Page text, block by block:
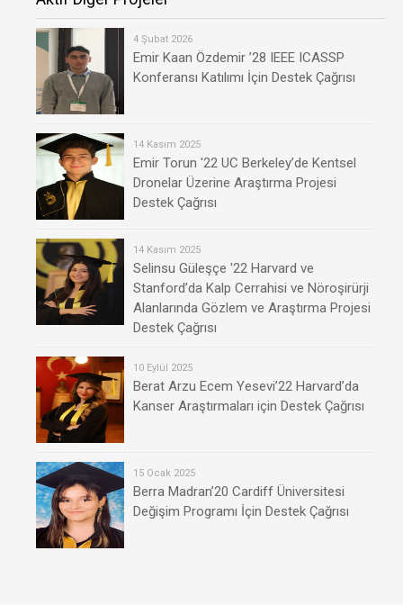
4 Şubat 2026
Emir Kaan Özdemir ’28 IEEE ICASSP
Konferansı Katılımı İçin Destek Çağrısı
14 Kasım 2025
Emir Torun '22 UC Berkeley’de Kentsel
Dronelar Üzerine Araştırma Projesi
Destek Çağrısı
14 Kasım 2025
Selinsu Güleşçe '22 Harvard ve
Stanford’da Kalp Cerrahisi ve Nöroşirürji
Alanlarında Gözlem ve Araştırma Projesi
Destek Çağrısı
10 Eylül 2025
Berat Arzu Ecem Yesevi’22 Harvard’da
Kanser Araştırmaları için Destek Çağrısı
15 Ocak 2025
Berra Madran’20 Cardiff Üniversitesi
Değişim Programı İçin Destek Çağrısı